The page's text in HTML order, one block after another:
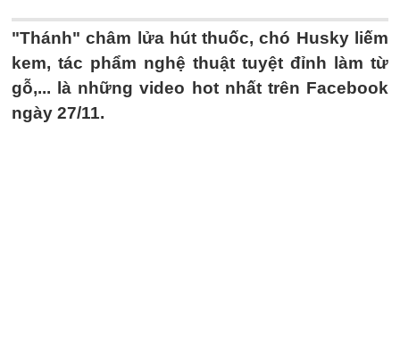
"Thánh" châm lửa hút thuốc, chó Husky liếm
kem, tác phẩm nghệ thuật tuyệt đỉnh làm từ
gỗ,... là những video hot nhất trên Facebook
ngày 27/11.